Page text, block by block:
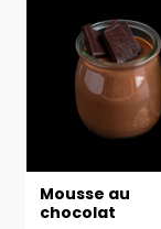
Mousse au
chocolat